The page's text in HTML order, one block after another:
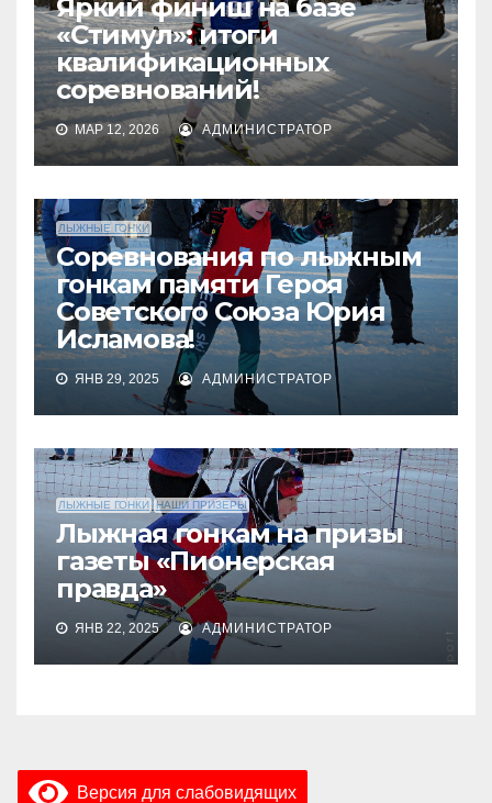
Яркий финиш на базе
«Стимул»: итоги
квалификационных
соревнований!
МАР 12, 2026 АДМИНИСТРАТОР
ЛЫЖНЫЕ ГОНКИ
Соревнования по лыжным
гонкам памяти Героя
Советского Союза Юрия
Исламова!
ЯНВ 29, 2025 АДМИНИСТРАТОР
ЛЫЖНЫЕ ГОНКИ НАШИ ПРИЗЕРЫ
Лыжная гонкам на призы
газеты «Пионерская
правда»
ЯНВ 22, 2025 АДМИНИСТРАТОР
Версия для слабовидящих